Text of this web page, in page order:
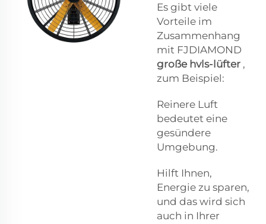
Es gibt viele
Vorteile im
Zusammenhang
mit FJDIAMOND
große hvls-lüfter ,
zum Beispiel:
Reinere Luft
bedeutet eine
gesündere
Umgebung.
Hilft Ihnen,
Energie zu sparen,
und das wird sich
auch in Ihrer